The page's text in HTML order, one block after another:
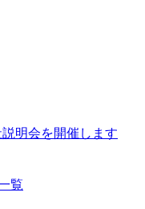
明会を開催します
覧